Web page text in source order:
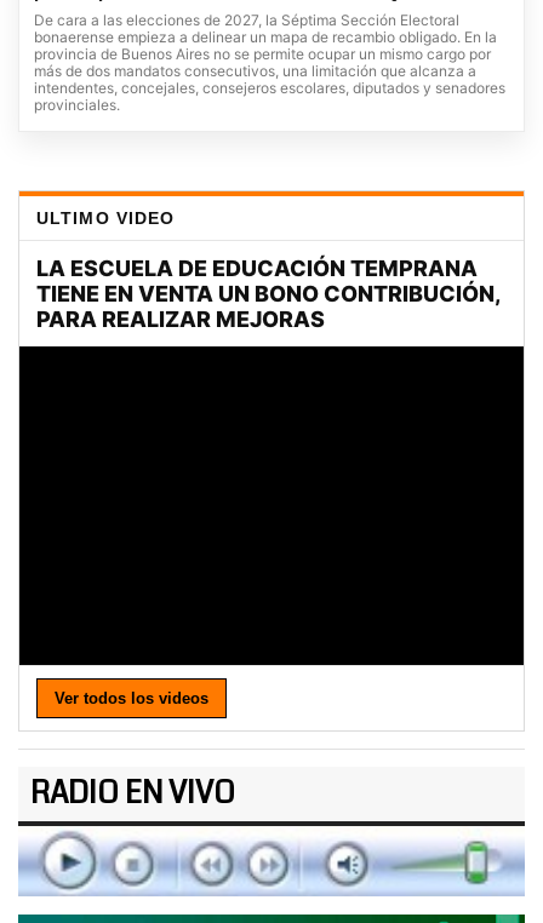
De cara a las elecciones de 2027, la Séptima Sección Electoral
bonaerense empieza a delinear un mapa de recambio obligado. En la
provincia de Buenos Aires no se permite ocupar un mismo cargo por
más de dos mandatos consecutivos, una limitación que alcanza a
intendentes, concejales, consejeros escolares, diputados y senadores
provinciales.
ULTIMO VIDEO
Ver todos los videos
RADIO EN VIVO